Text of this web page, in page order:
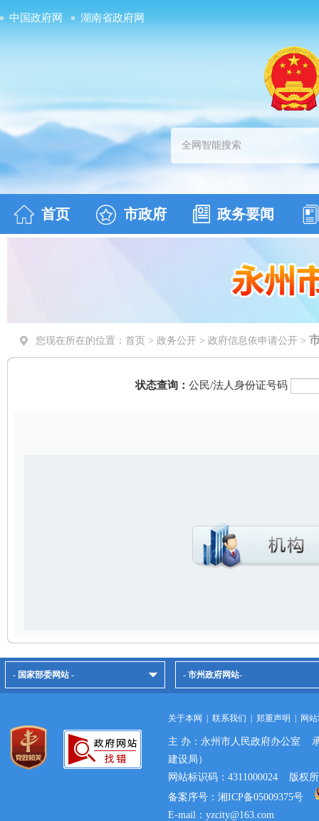
中国政府网 湖南省政府网
首页 市政府 政务要闻
您现在所在的位置： 首页 > 政务公开 > 政府信息依申请公开 >
状态查询： 公民/法人身份证号码
- 国家部委网站 - - 市州政府网站-
关于本网 联系我们 郑重声明 网
主 办：永州市人民政府办公室
建设局）
网站标识码：4311000024 版权
备案序号：湘ICP备05009375号
E-mail：yzcity@163.com